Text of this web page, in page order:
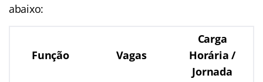
abaixo:
Função Vagas
Carga
Horária /
Jornada